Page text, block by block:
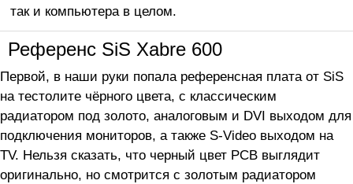
так и компьютера в целом.
Референс SiS Xabre 600
Первой, в наши руки попала референсная плата от SiS
на тестолите чёрного цвета, с классическим
радиатором под золото, аналоговым и DVI выходом для
подключения мониторов, а также S-Video выходом на
TV. Нельзя сказать, что черный цвет PCB выглядит
оригинально, но смотрится с золотым радиатором